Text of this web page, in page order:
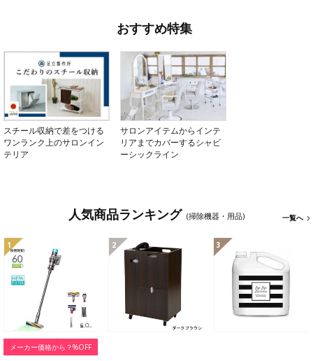
おすすめ特集
スチール収納で差をつける
ワンランク上のサロンイン
テリア
サロンアイテムからインテ
リアまでカバーするシャビ
ーシックライン
人気商品ランキング (掃除機器・用品) 一覧へ
1
メーカー価格から？%OFF
2 3